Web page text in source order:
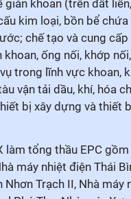
giàn khoan (trên đất
kim loại, bồn bể chứa
chế tạo và cung
ống nối, khớp
trong lĩnh vực khoan,
vận tải dầu, khí, hóa
bị xây dựng và thiết
làm tổng thầu EPC
máy nhiệt điện Thái
Nhơn Trạch II, Nhà máy